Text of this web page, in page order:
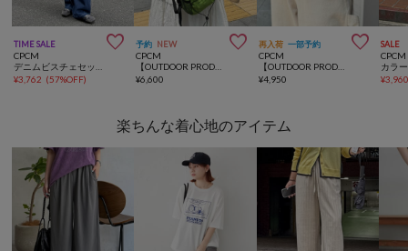
TIME SALE 
CPCM
¥3,762 (57%OFF)
予約 NEW 
CPCM
¥6,600
再入荷 一部予約 
CPCM
【OUTDOOR PRODUCTS】カラーボディバッグ
¥4,950
SALE
CPCM
¥
楽ちんな着心地のアイテム